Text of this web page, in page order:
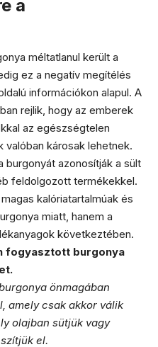
a
méltatlanul került a
ez a negatív megítélés
információkon alapul. A
rejlik, hogy az emberek
az egészségtelen
károsak lehetnek.
azonosítják a sült
feldolgozott termékekkel.
kalóriatartalmúak és
miatt, hanem a
következtében.
fogyasztott burgonya
önmagában
amely csak akkor válik
olajban sütjük vagy
el.